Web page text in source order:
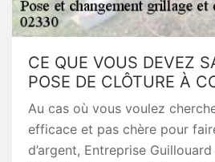
CE QUE VOUS DEVEZ
POSE DE CLÔTURE À
Au cas où vous voulez
efficace et pas chère pour
d’argent, Entreprise